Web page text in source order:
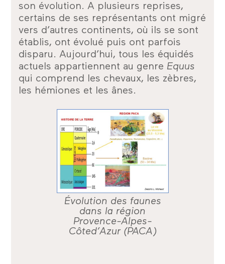
son évolution. A plusieurs reprises,
certains de ses représentants ont migré
vers d’autres continents, où ils se sont
établis, ont évolué puis ont parfois
disparu. Aujourd’hui, tous les équidés
actuels appartiennent au genre Equus
qui comprend les chevaux, les zèbres,
les hémiones et les ânes.
Évolution des faunes
dans la région
Provence-Alpes-
Côted’Azur (PACA)